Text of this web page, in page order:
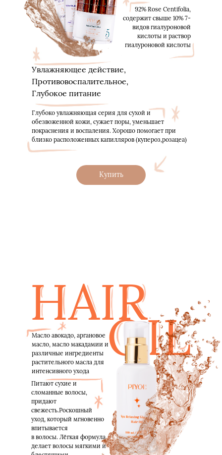
Купить
92% Rose Centifolia,
содержит свыше 10% 7-
видов гиалуроновой
кислоты и раствор
гиалуроновой кислоты
Глубоко увлажняющая серия для сухой и
обезвоженной кожи, сужает поры, уменьшает
покраснения и воспаления. Хорошо помогает при
близко расположенных капилляров (купероз,розацеа)
Увлажняющее действие,
Противовоспалительное,
Глубокое питание
Масло авокадо, аргановое
масло, масло макадамии и
различные ингредиенты
растительного масла для
интенсивного ухода
HAIR
OIL
Питают сухие и
сломанные волосы,
придают
свежесть.Роскошный
уход, который мгновенно
впитывается
в волосы. Лёгкая формула
делает волосы мягкими и